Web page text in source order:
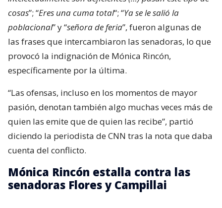
cosas”; “Eres una cuma total“; “Ya se le salió la
poblacional” y “señora de feria”, fueron algunas de
las frases que intercambiaron las senadoras, lo que
provocó la indignación de Mónica Rincón,
específicamente por la última.
“Las ofensas, incluso en los momentos de mayor
pasión, denotan también algo muchas veces más de
quien las emite que de quien las recibe”, partió
diciendo la periodista de CNN tras la nota que daba
cuenta del conflicto.
Mónica Rincón estalla contra las
senadoras Flores y Campillai